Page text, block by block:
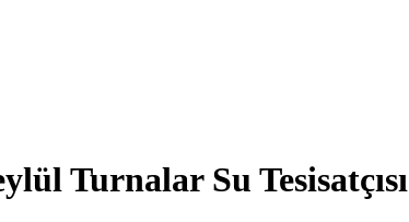
Turnalar Su Tesisatçısı